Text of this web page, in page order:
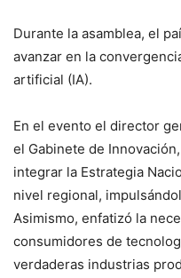
Durante la asamblea, el
avanzar en la
artificial (IA).
En el evento el director
el Gabinete de
integrar la Estrategia
nivel regional,
Asimismo, enfatizó la
consumidores de
verdaderas industrias